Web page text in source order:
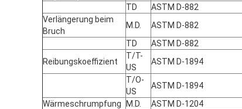
TD
ASTM D-882
Verlängerung beim
Bruch
M.D. ASTM D-882
TD
ASTM D-882
Reibungskoeffizient
T/T-
US
ASTM D-1894
T/O-
US
ASTM D-1894
Wärmeschrumpfung
M.D. ASTM D-1204